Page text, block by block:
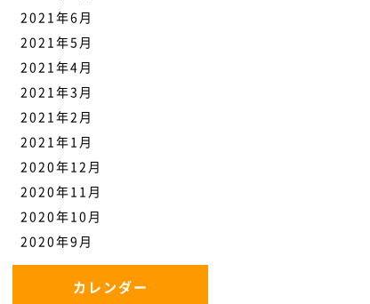
2021年6月
2021年5月
2021年4月
2021年3月
2021年2月
2021年1月
2020年12月
2020年11月
2020年10月
2020年9月
カレンダー